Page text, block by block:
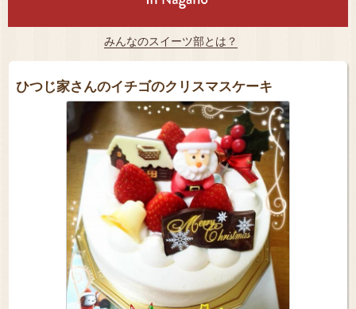
みんなのスイーツ部とは？
ひつじ家さんのイチゴのクリスマスケーキ